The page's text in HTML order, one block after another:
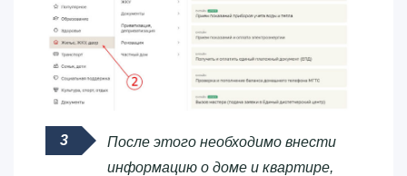
После этого необходимо внести
информацию о доме и квартире,